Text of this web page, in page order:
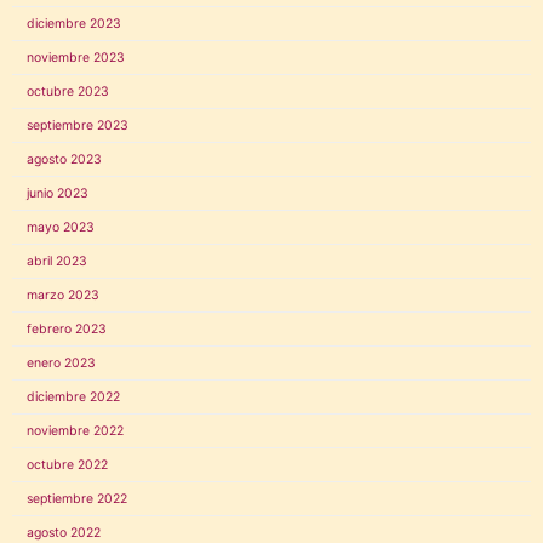
diciembre 2023
noviembre 2023
octubre 2023
septiembre 2023
agosto 2023
junio 2023
mayo 2023
abril 2023
marzo 2023
febrero 2023
enero 2023
diciembre 2022
noviembre 2022
octubre 2022
septiembre 2022
agosto 2022